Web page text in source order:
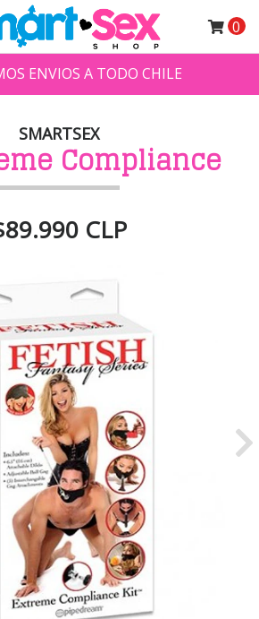
ENVIOS A TODO CHILE
0
SMARTSEX
Compliance
CLP